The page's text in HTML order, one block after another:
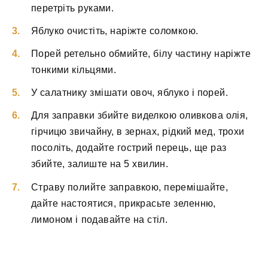
перетріть руками.
Яблуко очистіть, наріжте соломкою.
Порей ретельно обмийте, білу частину наріжте
тонкими кільцями.
У салатнику змішати овоч, яблуко і порей.
Для заправки збийте виделкою оливкова олія,
гірчицю звичайну, в зернах, рідкий мед, трохи
посоліть, додайте гострий перець, ще раз
збийте, залиште на 5 хвилин.
Страву полийте заправкою, перемішайте,
дайте настоятися, прикрасьте зеленню,
лимоном і подавайте на стіл.